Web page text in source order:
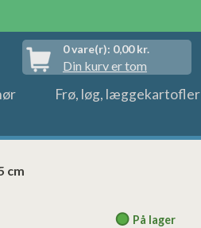
0vare(r): 0,00kr.
Din kurv er tom
Frø, løg, læggekartofler
cm
På lager